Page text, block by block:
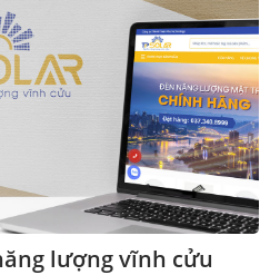
lượng vĩnh cửu